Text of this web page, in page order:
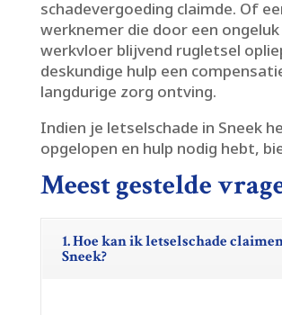
schadevergoeding claimde.​ Of
werknemer die door een ongeluk
werkvloer blijvend rugletsel
deskundige hulp een
langdurige zorg ontving.​
Indien je letselschade in Sneek
opgelopen en hulp nodig hebt,
Meest gestelde
1. Hoe kan ik letselschade
Sneek?